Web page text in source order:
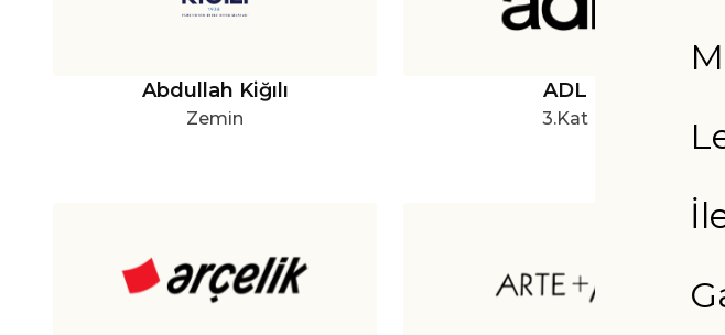
Abdullah Kiğılı
Zemin
ADL
3.Kat